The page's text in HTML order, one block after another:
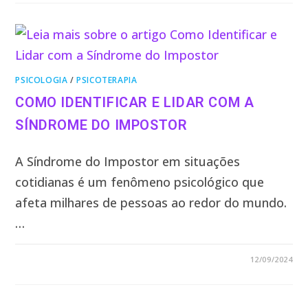
PSICOLOGIA /PSICOTERAPIA
COMO IDENTIFICAR E LIDAR COM A
SÍNDROME DO IMPOSTOR
A Síndrome do Impostor em situações
cotidianas é um fenômeno psicológico que
afeta milhares de pessoas ao redor do mundo.
…
12/09/2024